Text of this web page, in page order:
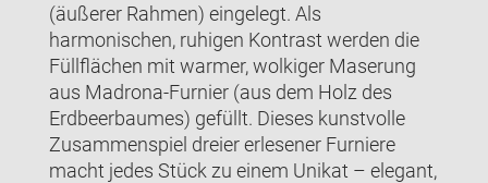
(äußerer Rahmen) eingelegt. Als
harmonischen, ruhigen Kontrast werden die
Füllflächen mit warmer, wolkiger Maserung
aus Madrona-Furnier (aus dem Holz des
Erdbeerbaumes) gefüllt. Dieses kunstvolle
Zusammenspiel dreier erlesener Furniere
macht jedes Stück zu einem Unikat – elegant,